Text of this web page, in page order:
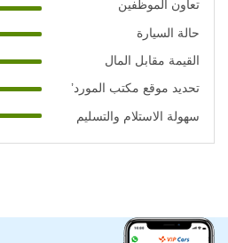
تعاون الموظفين
حالة السيارة
القيمة مقابل المال
تحديد موقع مكتب المورد’
سهولة الاستلام والتسليم